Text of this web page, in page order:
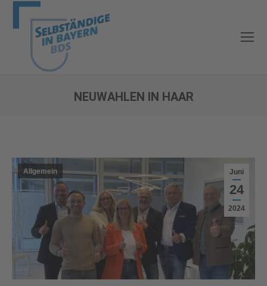
NEUWAHLEN IN HAAR
Juni
24
2024
Allgemein